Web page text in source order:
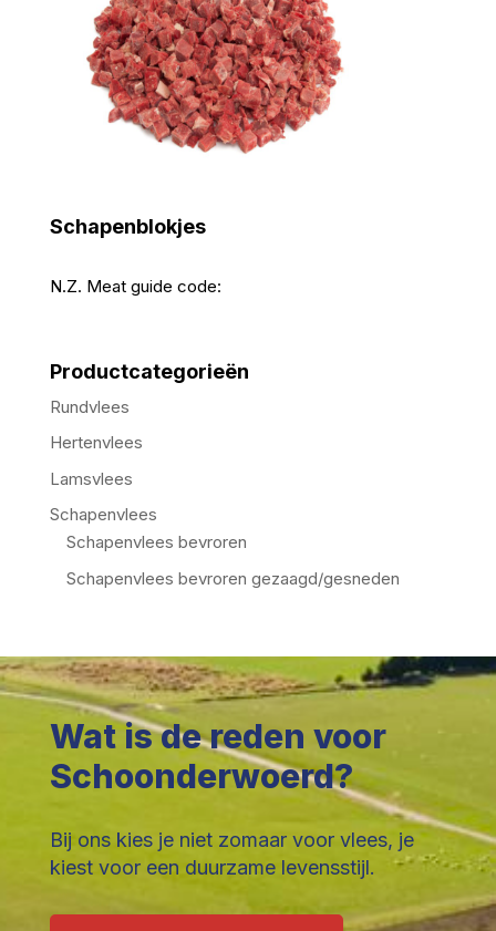
Schapenblokjes
N.Z. Meat guide code:
Productcategorieën
Rundvlees
Hertenvlees
Lamsvlees
Schapenvlees
Schapenvlees bevroren
Schapenvlees bevroren gezaagd/gesneden
Wat is de reden voor
Schoonderwoerd?
Bij ons kies je niet zomaar voor vlees, je
kiest voor een duurzame levensstijl.